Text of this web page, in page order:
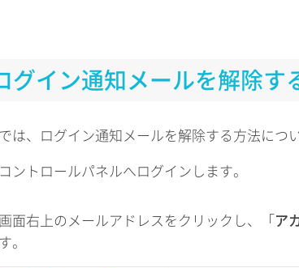
グイン通知メールを解除す
は、ログイン通知メールを解除する方法につ
コントロールパネルへログインします。
画面右上のメールアドレスをクリックし、「ア
す。